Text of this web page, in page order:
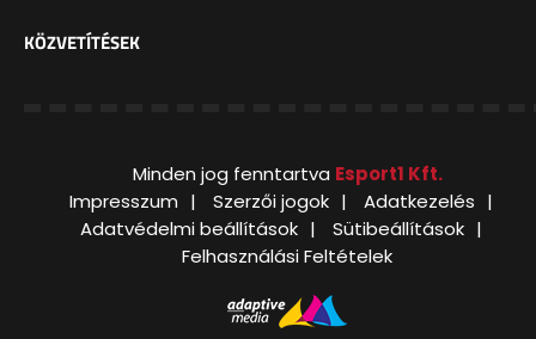
KÖZVETÍTÉSEK
Minden jog fenntartva Esport1 Kft.
Impresszum
Szerzői jogok
Adatkezelés
Adatvédelmi beállítások
Sütibeállítások
Felhasználási Feltételek